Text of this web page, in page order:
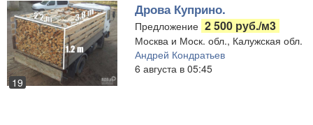
19
Дрова Куприно.
Предложение 2 500 руб./м3
Москва и Моск. обл., Калужская обл.
Андрей Кондратьев
6 августа в 05:45